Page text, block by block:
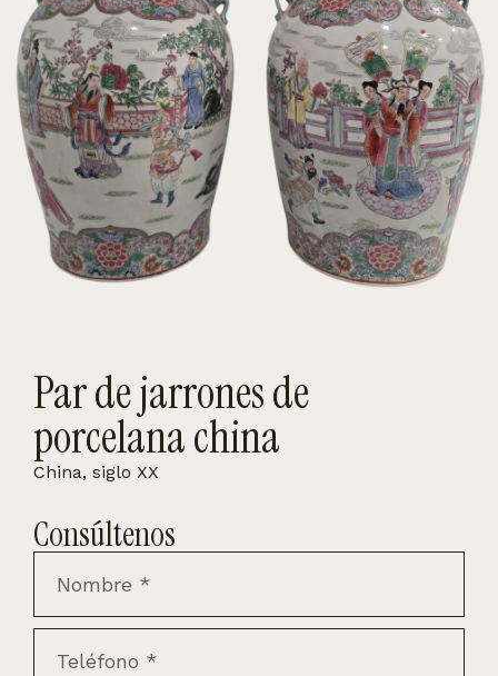
Par de jarrones de
porcelana china
China, siglo XX
Consúltenos